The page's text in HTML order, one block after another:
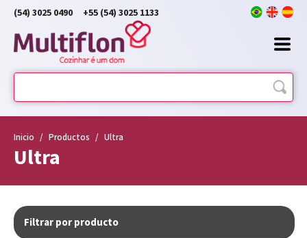
(54) 3025 0490 +55 (54) 3025 1133
Inicio / Productos / Ultra
Ultra
Filtrar por producto